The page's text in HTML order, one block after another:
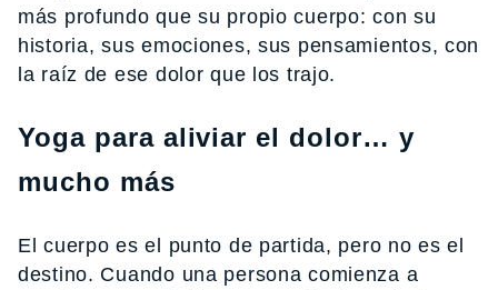
más profundo que su propio cuerpo: con su
historia, sus emociones, sus pensamientos, con
la raíz de ese dolor que los trajo.
Yoga para aliviar el dolor… y
mucho más
El cuerpo es el punto de partida, pero no es el
destino. Cuando una persona comienza a